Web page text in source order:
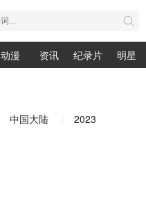
动漫 资讯 纪录片
明星
中国大陆
2023